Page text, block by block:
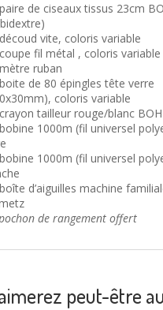
de ciseaux tissus 23cm
vite, coloris variable
fil métal , coloris variable
ruban
de 80 épingles tête verre
coloris variable
tailleur rouge/blanc
1000m (fil universel
1000m (fil universel
d’aiguilles machine
de rangement offert
peut-être